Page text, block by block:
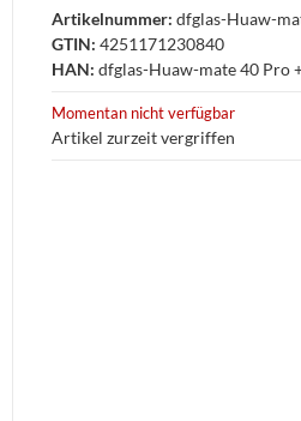
Artikelnummer: dfglas-Huaw-
GTIN: 4251171230840
HAN: dfglas-Huaw-mate 40 Pro
Momentan nicht verfügbar
Artikel zurzeit vergriffen